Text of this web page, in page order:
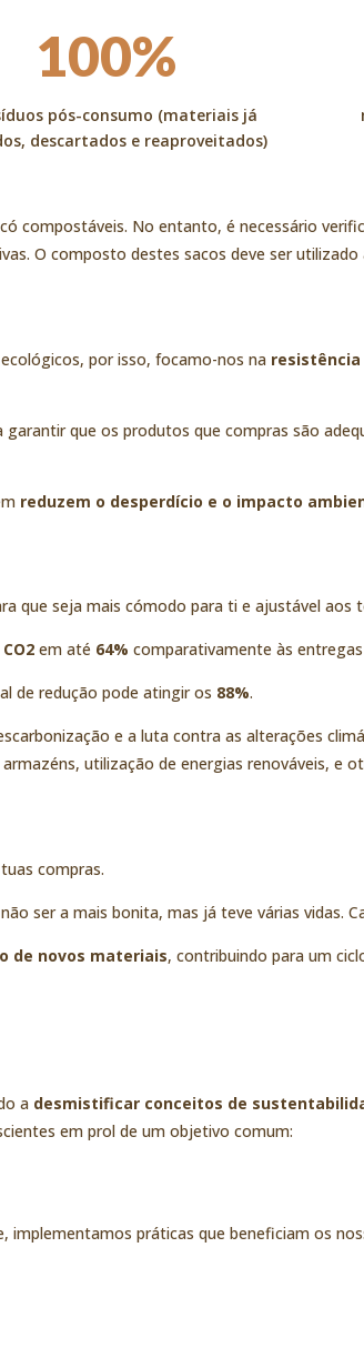
100%
pós-consumo (materiais já
descartados e reaproveitados)
compostáveis. No entanto, é necessário
O composto destes sacos deve ser
por isso, focamo-nos na
garantir que os produtos que compras são
reduzem o desperdício e o impacto
que seja mais cómodo para ti e ajustável aos
em até 64% comparativamente às
de redução pode atingir os 88%.
e a luta contra as alterações
utilização de energias renováveis, e
compras.
ser a mais bonita, mas já teve várias vidas.
de novos materiais, contribuindo para um
a desmistificar conceitos de
em prol de um objetivo comum:
implementamos práticas que beneficiam os